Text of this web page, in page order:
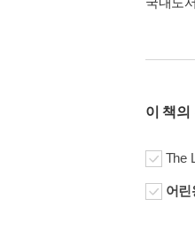
이 책의
The
어